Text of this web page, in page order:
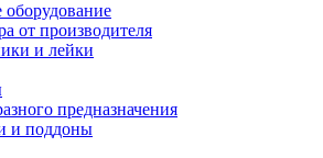
от производителя
и лейки
предназначения
и поддоны